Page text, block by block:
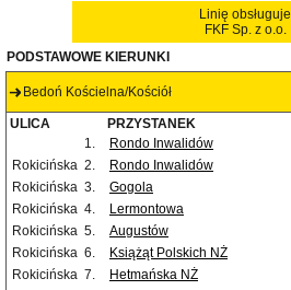
Linię obsługuje
FKF Sp. z o.o.
PODSTAWOWE KIERUNKI
Bedoń Kościelna/Kościół
ULICA PRZYSTANEK
1.
Rondo Inwalidów
Rokicińska 2. Rondo Inwalidów
Rokicińska 3. Gogola
Rokicińska 4. Lermontowa
Rokicińska 5. Augustów
Rokicińska 6. Książąt Polskich NŻ
Rokicińska 7. Hetmańska NŻ